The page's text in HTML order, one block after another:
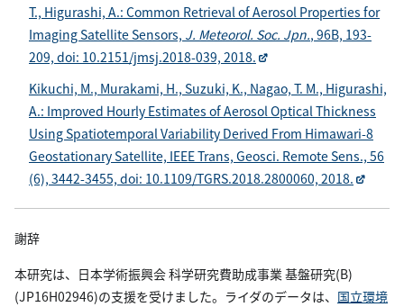
T., Higurashi, A.: Common Retrieval of Aerosol Properties for
Imaging Satellite Sensors, J. Meteorol. Soc. Jpn., 96B, 193-
209, doi: 10.2151/jmsj.2018-039, 2018.
Kikuchi, M., Murakami, H., Suzuki, K., Nagao, T. M., Higurashi,
A.: Improved Hourly Estimates of Aerosol Optical Thickness
Using Spatiotemporal Variability Derived From Himawari-8
Geostationary Satellite, IEEE Trans, Geosci. Remote Sens., 56
(6), 3442-3455, doi: 10.1109/TGRS.2018.2800060, 2018.
謝辞
本研究は、日本学術振興会 科学研究費助成事業 基盤研究(B)
(JP16H02946)の支援を受けました。ライダのデータは、 国立環境